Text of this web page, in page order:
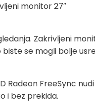
monitor 27″
Zakrivljeni
se mogli bolje
Radeon FreeSync
i bez prekida.